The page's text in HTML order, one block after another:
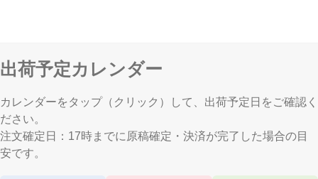
出荷予定カレンダー
カレンダーをタップ（クリック）して、出荷予定日をご確認く
ださい。
注文確定日：17時までに原稿確定・決済が完了した場合の目
安です。